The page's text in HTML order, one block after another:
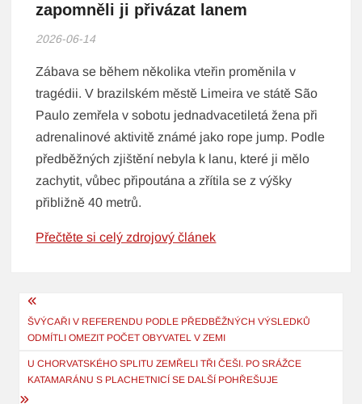
zapomněli ji přivázat lanem
2026-06-14
Zábava se během několika vteřin proměnila v
tragédii. V brazilském městě Limeira ve státě São
Paulo zemřela v sobotu jednadvacetiletá žena při
adrenalinové aktivitě známé jako rope jump. Podle
předběžných zjištění nebyla k lanu, které ji mělo
zachytit, vůbec připoutána a zřítila se z výšky
přibližně 40 metrů.
Přečtěte si celý zdrojový článek
Navigace
pro
příspěvek
ŠVÝCAŘI V REFERENDU PODLE PŘEDBĚŽNÝCH VÝSLEDKŮ
ODMÍTLI OMEZIT POČET OBYVATEL V ZEMI
U CHORVATSKÉHO SPLITU ZEMŘELI TŘI ČEŠI. PO SRÁŽCE
KATAMARÁNU S PLACHETNICÍ SE DALŠÍ POHŘEŠUJE